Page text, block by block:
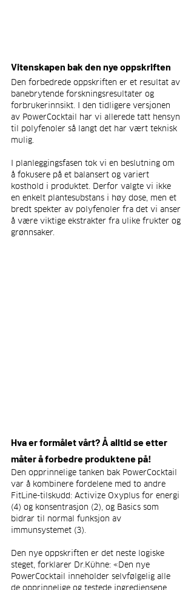
Vitenskapen bak den nye oppskriften
Den forbedrede oppskriften er et resultat av
banebrytende forskningsresultater og
forbrukerinnsikt. I den tidligere versjonen
av PowerCocktail har vi allerede tatt hensyn
til polyfenoler så langt det har vært teknisk
mulig.
I planleggingsfasen tok vi en beslutning om
å fokusere på et balansert og variert
kosthold i produktet. Derfor valgte vi ikke
en enkelt plantesubstans i høy dose, men et
bredt spekter av polyfenoler fra det vi anser
å være viktige ekstrakter fra ulike frukter og
grønnsaker.
Hva er formålet vårt? Å alltid se etter
måter å forbedre produktene på!
Den opprinnelige tanken bak PowerCocktail
var å kombinere fordelene med to andre
FitLine-tilskudd: Activize Oxyplus for energi
(4) og konsentrasjon (2), og Basics som
bidrar til normal funksjon av
immunsystemet (3).
Den nye oppskriften er det neste logiske
steget, forklarer Dr.Kühne: «Den nye
PowerCocktail inneholder selvfølgelig alle
de opprinnelige og testede ingrediensene